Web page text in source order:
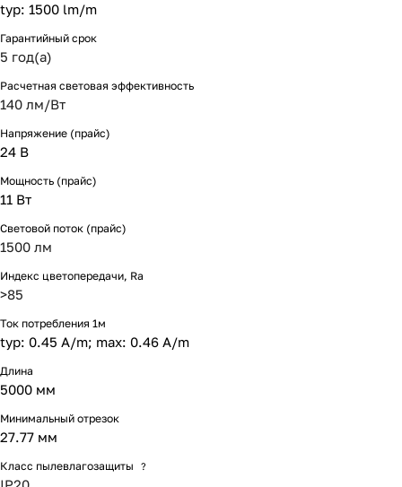
typ: 1500 lm/m
Гарантийный срок
5 год(а)
Расчетная световая эффективность
140 лм/Вт
Напряжение (прайс)
24 В
Мощность (прайс)
11 Вт
Световой поток (прайс)
1500 лм
Индекс цветопередачи, Ra
>85
Ток потребления 1м
typ: 0.45 A/m; max: 0.46 A/m
Длина
5000 мм
Минимальный отрезок
27.77 мм
Класс пылевлагозащиты ?